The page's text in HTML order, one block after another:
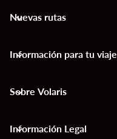
Nuevas rutas
keyboard_arrow_down
Información para tu viaje
keyboard_arrow_down
Sobre Volaris
keyboard_arrow_down
Información Legal
keyboard_arrow_down